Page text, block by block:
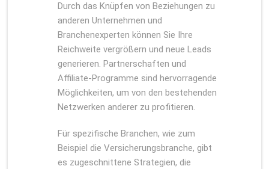
Durch das Knüpfen von Beziehungen zu
anderen Unternehmen und
Branchenexperten können Sie Ihre
Reichweite vergrößern und neue Leads
generieren. Partnerschaften und
Affiliate-Programme sind hervorragende
Möglichkeiten, um von den bestehenden
Netzwerken anderer zu profitieren.
Für spezifische Branchen, wie zum
Beispiel die Versicherungsbranche, gibt
es zugeschnittene Strategien, die